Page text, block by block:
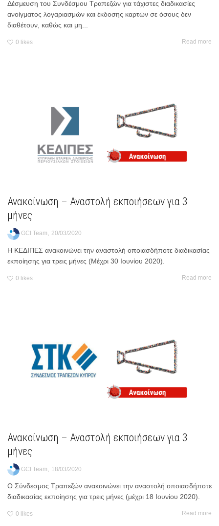
Δέσμευση του Συνδέσμου Τραπεζών για τάχιστες διαδικασίες
ανοίγματος λογαριασμών και έκδοσης καρτών σε όσους δεν
διαθέτουν, καθώς και μη...
0 likes Read more
Ανακοίνωση – Αναστολή εκποιήσεων για 3
μήνες
GCI Team, 20/03/2020
Η ΚΕΔΙΠΕΣ ανακοινώνει την αναστολή οποιασδήποτε διαδικασίας
εκποίησης για τρεις μήνες (Μέχρι 30 Ιουνίου 2020).
0 likes Read more
Ανακοίνωση – Αναστολή εκποιήσεων για 3
μήνες
GCI Team 18/03/2020
Ο Σύνδεσμος Τραπεζών ανακοινώνει την αναστολή οποιασδήποτε
διαδικασίας εκποίησης για τρεις μήνες (μέχρι 18 Ιουνίου 2020).
0 likes Read more